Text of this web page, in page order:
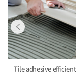
Tile adhesive